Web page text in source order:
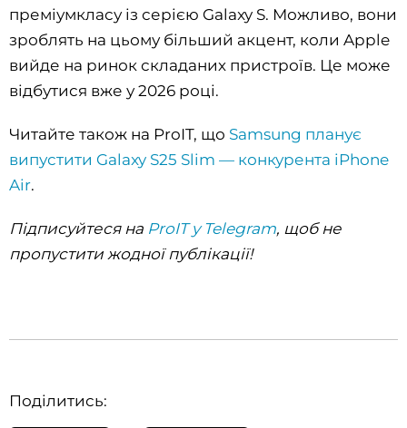
преміумкласу із серією Galaxy S. Можливо, вони
зроблять на цьому більший акцент, коли Apple
вийде на ринок складаних пристроїв. Це може
відбутися вже у 2026 році.
Читайте також на ProIT, що Samsung планує
випустити Galaxy S25 Slim — конкурента iPhone
Air.
Підписуйтеся на ProIT у Telegram, щоб не
пропустити жодної публікації!
Поділитись: